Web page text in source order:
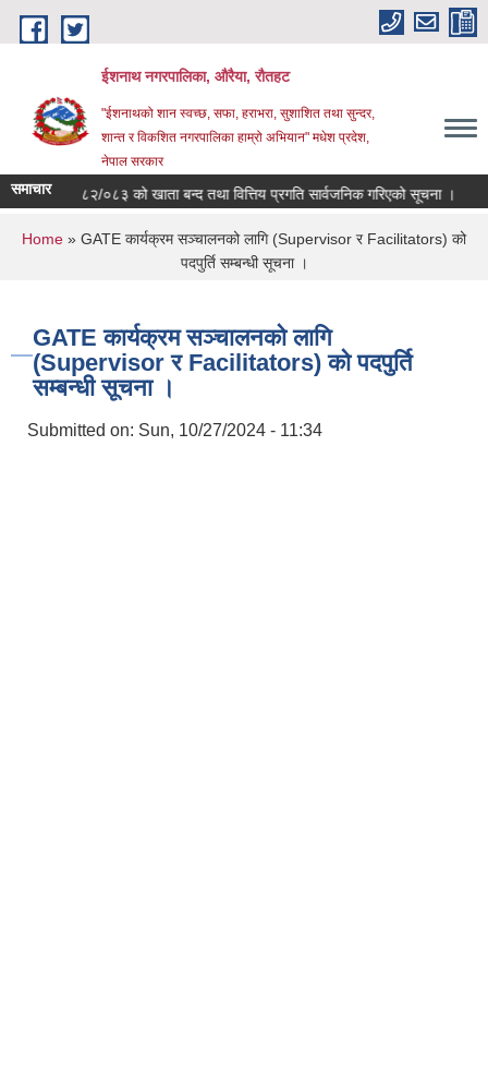
Skip to main content
ईशनाथ नगरपालिका, औरैया, रौतहट
"ईशनाथको शान स्वच्छ, सफा, हराभरा, सुशाशित तथा सुन्दर,
शान्त र विकशित नगरपालिका हाम्रो अभियान" मधेश प्रदेश,
नेपाल सरकार
समाचार
आ.व. ०८२/०८३ को खाता बन्द तथा वित्तिय प्रगति सार्वजनिक गरिएको सूचना ।
You are here
Home » GATE कार्यक्रम सञ्चालनको लागि (Supervisor र Facilitators) को
पदपुर्ति सम्बन्धी सूचना ।
GATE कार्यक्रम सञ्चालनको लागि
(Supervisor र Facilitators) को पदपुर्ति
सम्बन्धी सूचना ।
Submitted on: Sun, 10/27/2024 - 11:34